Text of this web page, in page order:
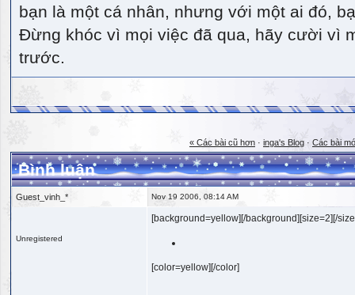
bạn là một cá nhân, nhưng với một ai đó,
Đừng khóc vì mọi việc đã qua, hãy cười vì
trước.
« Các bài cũ hơn · inga's Blog · Các bài
Bình luận
Guest_vinh_* Nov 19 2006, 08:14 AM
Unregistered
[background=yellow][/background][size=2][/
[color=yellow][/color]